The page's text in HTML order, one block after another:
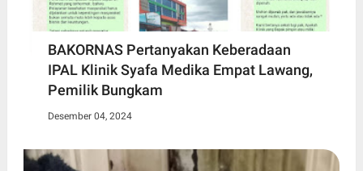
BAKORNAS Pertanyakan Keberadaan
IPAL Klinik Syafa Medika Empat Lawang,
Pemilik Bungkam
Desember 04, 2024